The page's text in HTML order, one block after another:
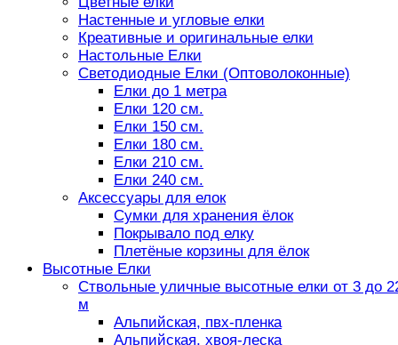
Настенные и угловые елки
Креативные и оригинальные елки
Настольные Елки
Светодиодные Елки (Оптоволоконные)
Елки до 1 метра
Елки 120 см.
Елки 150 см.
Елки 180 см.
Елки 210 см.
Елки 240 см.
Аксессуары для елок
Сумки для хранения ёлок
Покрывало под елку
Плетёные корзины для ёлок
Высотные Елки
Ствольные уличные высотные елки от 3 до
м
Альпийская, пвх-пленка
Альпийская, хвоя-леска